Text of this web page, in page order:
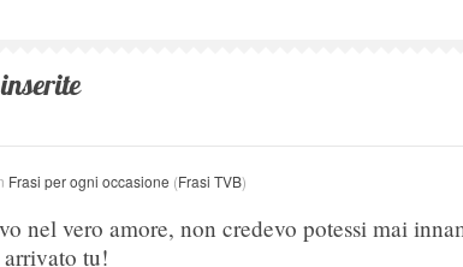
Frasi per ogni occasione (Frasi TVB)
nel vero amore, non credevo potessi mai
tu!